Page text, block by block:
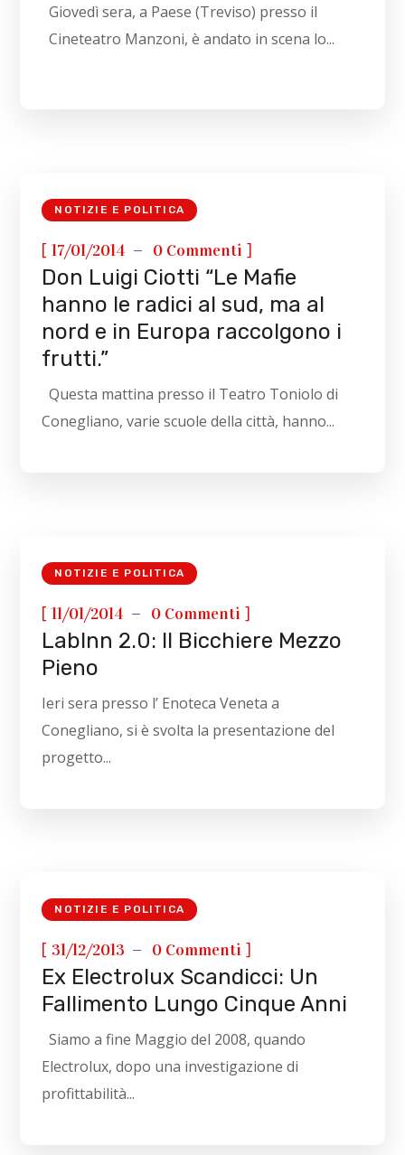
Giovedì sera, a Paese (Treviso) presso il
Cineteatro Manzoni, è andato in scena lo...
NOTIZIE E POLITICA
[17/01/2014 0 Commenti ]
Don Luigi Ciotti “Le Mafie
hanno le radici al sud, ma al
nord e in Europa raccolgono i
frutti.”
Questa mattina presso il Teatro Toniolo di
Conegliano, varie scuole della città, hanno...
NOTIZIE E POLITICA
[11/01/2014 0 Commenti ]
LabInn 2.0: Il Bicchiere Mezzo
Pieno
Ieri sera presso l’ Enoteca Veneta a
Conegliano, si è svolta la presentazione del
progetto...
NOTIZIE E POLITICA
[ 31/12/2013 0 Commenti ]
Ex Electrolux Scandicci: Un
Fallimento Lungo Cinque Anni
Siamo a fine Maggio del 2008, quando
Electrolux, dopo una investigazione di
profittabilità...